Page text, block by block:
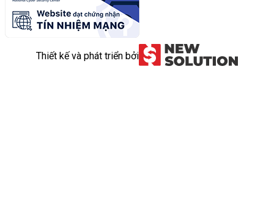
Thiết kế và phát triển bởi